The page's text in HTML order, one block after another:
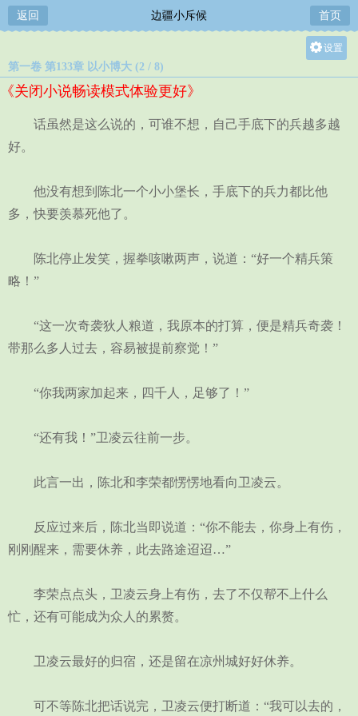
返回 边疆小斥候 首页
设置
中
第一卷 第133章 以小博大 (2 / 8)
《关闭小说畅读模式体验更好》
话虽然是这么说的，可谁不想，自己手底下的兵越多越
好。
他没有想到陈北一个小小堡长，手底下的兵力都比他
多，快要羡慕死他了。
陈北停止发笑，握拳咳嗽两声，说道：“好一个精兵策
略！”
“这一次奇袭狄人粮道，我原本的打算，便是精兵奇袭！
带那么多人过去，容易被提前察觉！”
“你我两家加起来，四千人，足够了！”
“还有我！”卫凌云往前一步。
此言一出，陈北和李荣都愣愣地看向卫凌云。
反应过来后，陈北当即说道：“你不能去，你身上有伤，
刚刚醒来，需要休养，此去路途迢迢…”
李荣点点头，卫凌云身上有伤，去了不仅帮不上什么
忙，还有可能成为众人的累赘。
卫凌云最好的归宿，还是留在凉州城好好休养。
可不等陈北把话说完，卫凌云便打断道：“我可以去的，